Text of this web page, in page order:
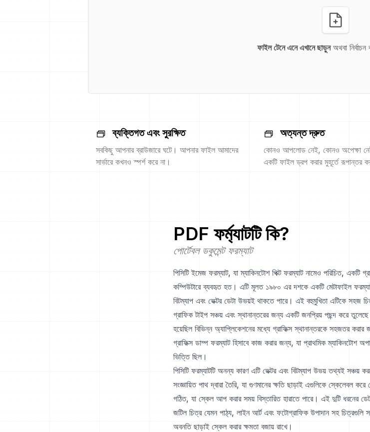
ফাইল টেনে এনে এখানে ছাড়ুনঅথবা নির্বাচন
ব্যক্তিগত এবং সুরক্ষিত
সবকিছু আপনার ব্রাউজারে ঘটে। আপনার ফাইল আমাদের
সার্ভারে কখনও স্পর্শ করে না।
অত্যন্ত দ্রুত
কোনও আপলোড নেই, কোনও অপেক্ষা
একটি ফাইল ড্রপ করার মুহূর্তে রূপান্তর
PDF ফর্ম্যাটটি কি?
পোর্টেবল ডকুমেন্ট ফরম্যাট
পিসিটি ইমেজ ফরম্যাট, যা ম্যাকিনটোশ পিক্ট ফরম্যাট নামেও পরিচিত, একটি
কম্পিউটারে ব্যবহৃত হত। এটি মূলত ১৯৮০ এর দশকে একটি মেটাফাইল
বিটম্যাপ এবং ভেক্টর ডেটা উভয়ই থাকতে পারে। এই বহুমুখিতা এটিকে সহজ
গ্রাফিক টাইপ সঞ্চয় এবং স্থানান্তরের জন্য একটি জনপ্রিয় পছন্দ করে
হয়েছিল বিভিন্ন অ্যাপ্লিকেশনের মধ্যে গ্রাফিক্স স্থানান্তরকে সহজতর
গ্রাফিক্স ডাম্প ফরম্যাট হিসাবে কাজ করার জন্য, যা প্রাথমিক ম্যাকিনটোশ
ভিত্তি ছিল।
পিসিটি ফরম্যাটটি অনন্য কারণ এটি ভেক্টর এবং বিটম্যাপ উভয় তথ্যই সঞ্চয়
সংজ্ঞায়িত পাথ দ্বারা তৈরি, যা গুণমানের ক্ষতি ছাড়াই এগুলিকে স্কেলেবল
গঠিত, যা স্কেল আপ করার সময় বিস্তারিত হারাতে পারে। এই দুটি ধরনের
জটিল চিত্র যেমন পাঠ্য, লাইন আর্ট এবং ফটোগ্রাফিক উপাদান সহ চিত্রগুলি
অবনতি ছাড়াই স্কেল করার ক্ষমতা বজায় রাখে।